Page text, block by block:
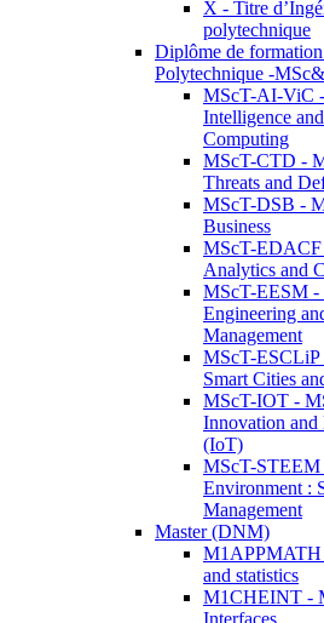
X - Titre
polytechnique
Diplôme de
Polytechnique -
MScT-AI-ViC
Intelligence
Computing
MScT-CTD -
Threats and
MScT-DSB -
Business
MScT-EDACF
Analytics and
MScT-EESM -
Engineering
Management
MScT-
Smart Cities
MScT-IOT -
Innovation and
(IoT)
MScT-
Environment :
Management
Master (DNM)
M1APPMATH
and statistics
M1CHEINT -
Interfaces